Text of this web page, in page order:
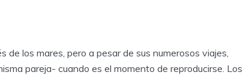
los mares, pero a pesar de sus numerosos viajes,
pareja- cuando es el momento de reproducirse. Los